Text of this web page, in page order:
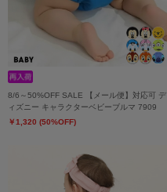
8/6～50%OFF SALE 【メール便】対応可 デ
ィズニー キャラクターベビーブルマ 7909
￥1,320 (50%OFF)